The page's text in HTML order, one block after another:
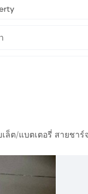
ล็ต/แบตเตอรี่ สายชาร์จ